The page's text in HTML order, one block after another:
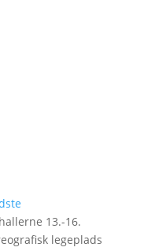
13.-16.
legeplads